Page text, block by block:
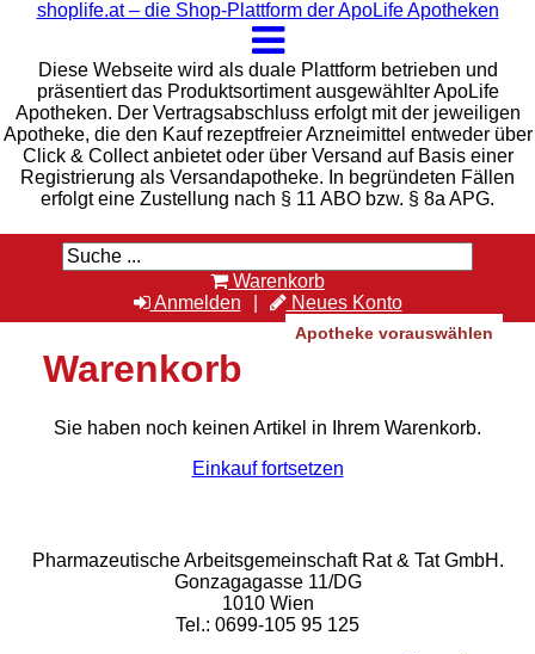
shoplife.at – die Shop-Plattform der ApoLife Apotheken
Diese Webseite wird als duale Plattform betrieben und
präsentiert das Produktsortiment ausgewählter ApoLife
Apotheken. Der Vertragsabschluss erfolgt mit der jeweiligen
Apotheke, die den Kauf rezeptfreier Arzneimittel entweder über
Click & Collect anbietet oder über Versand auf Basis einer
Registrierung als Versandapotheke. In begründeten Fällen
erfolgt eine Zustellung nach § 11 ABO bzw. § 8a APG.
Warenkorb
Anmelden
Neues Konto
Apotheke vorauswählen
Warenkorb
Sie haben noch keinen Artikel in Ihrem Warenkorb.
Einkauf fortsetzen
Pharmazeutische Arbeitsgemeinschaft Rat & Tat GmbH.
Gonzagagasse 11/DG
1010 Wien
Tel.: 0699-105 95 125